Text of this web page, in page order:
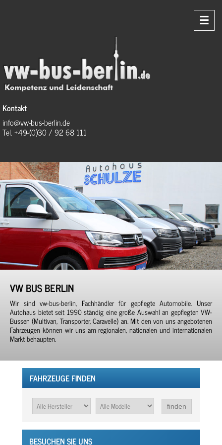
☰
Kontakt
info@vw-bus-berlin.de
Tel. +49-(0)30 / 92 68 111
VW BUS BERLIN
Wir sind vw-bus-berlin, Fachhändler für gepflegte Automobile. Unser
Autohaus bietet seit 1990 ständig eine große Auswahl an gepflegten VW-
Bussen (Multivan, Transporter, Caravelle) an. Mit den von uns angebotenen
Fahrzeugen können wir uns am regionalen, nationalen und internationalen
Markt behaupten.
FAHRZEUGE FINDEN
BESUCHEN SIE UNS